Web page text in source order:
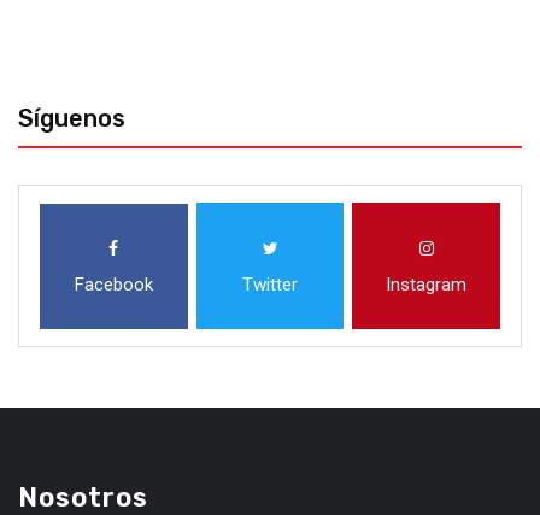
Síguenos
Facebook Twitter Instagram
Nosotros